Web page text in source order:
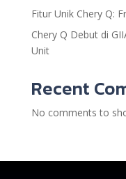
Fitur Unik Chery Q:
Chery Q Debut di
Unit
Recent
No comments to